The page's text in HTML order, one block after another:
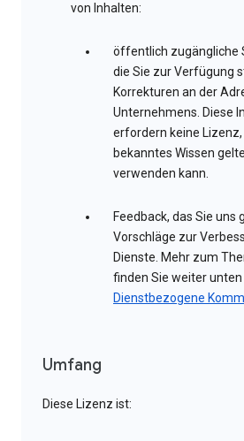
von Inhalten:
öffentlich zugängliche
die Sie zur Verfügung
Korrekturen an der
Unternehmens. Diese
erfordern keine
bekanntes Wissen
verwenden kann.
Feedback, das Sie uns
Vorschläge zur
Dienste. Mehr zum
finden Sie weiter
Dienstbezogene
Umfang
Diese Lizenz ist: